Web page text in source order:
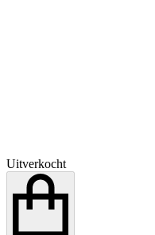
Uitverkocht